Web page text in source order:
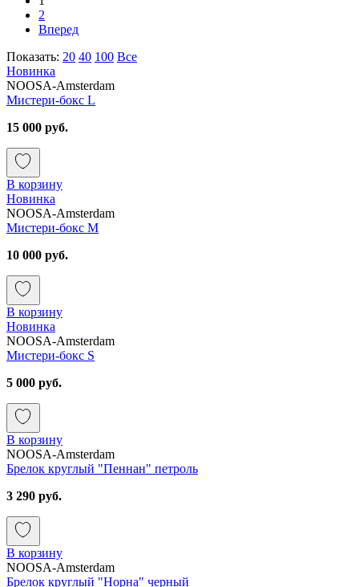
2
Вперед
Показать: 20 40 100 Все
Новинка
NOOSA-Amsterdam
Мистери-бокс L
15 000 руб.
В корзину
Новинка
NOOSA-Amsterdam
Мистери-бокс M
10 000 руб.
В корзину
Новинка
NOOSA-Amsterdam
Мистери-бокс S
5 000 руб.
В корзину
NOOSA-Amsterdam
Брелок круглый "Пеннан" петроль
3 290 руб.
В корзину
NOOSA-Amsterdam
Брелок круглый "Норна" черный